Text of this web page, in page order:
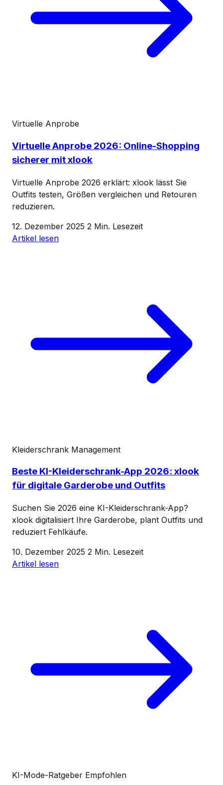
Virtuelle Anprobe
Virtuelle Anprobe 2026: Online-Shopping
sicherer mit xlook
Virtuelle Anprobe 2026 erklärt: xlook lässt Sie
Outfits testen, Größen vergleichen und Retouren
reduzieren.
12. Dezember 2025 2 Min. Lesezeit
Artikel lesen
Kleiderschrank Management
Beste KI-Kleiderschrank-App 2026: xlook
für digitale Garderobe und Outfits
Suchen Sie 2026 eine KI-Kleiderschrank-App?
xlook digitalisiert Ihre Garderobe, plant Outfits und
reduziert Fehlkäufe.
10. Dezember 2025 2 Min. Lesezeit
Artikel lesen
KI-Mode-Ratgeber Empfohlen